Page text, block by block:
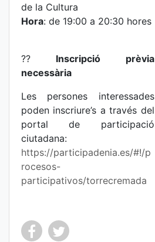
de la Cultura
Hora: de 19:00 a 20:30 hores
?? Inscripció prèvia
necessària
Les persones interessades
poden inscriure’s a través del
portal de participació
ciutadana:
https://participadenia.es/#!/p
rocesos-
participativos/torrecremada